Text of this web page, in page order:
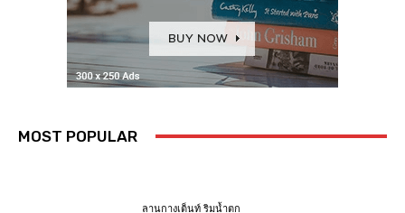
MOST POPULAR
ลานกางเต็นท์ ริมน้ำตก